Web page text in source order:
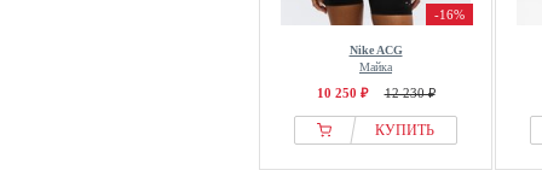
-16%
Nike ACG
Майка
10 250 ₽ 12 230 ₽
КУПИТЬ